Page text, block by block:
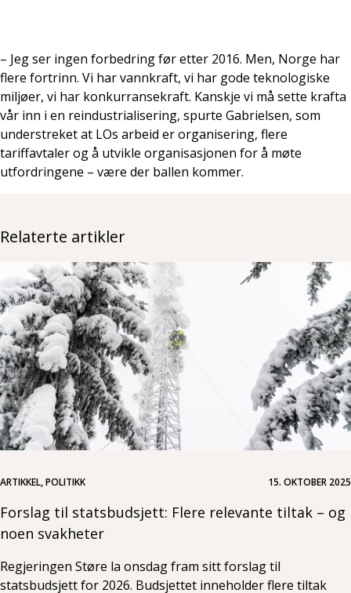
– Jeg ser ingen forbedring før etter 2016. Men, Norge har
flere fortrinn. Vi har vannkraft, vi har gode teknologiske
miljøer, vi har konkurransekraft. Kanskje vi må sette krafta
vår inn i en reindustrialisering, spurte Gabrielsen, som
understreket at LOs arbeid er organisering, flere
tariffavtaler og å utvikle organisasjonen for å møte
utfordringene – være der ballen kommer.
Relaterte artikler
ARTIKKEL, POLITIKK 15. OKTOBER 2025
Forslag til statsbudsjett: Flere relevante tiltak – og
noen svakheter
Regjeringen Støre la onsdag fram sitt forslag til
statsbudsjett for 2026. Budsjettet inneholder flere tiltak